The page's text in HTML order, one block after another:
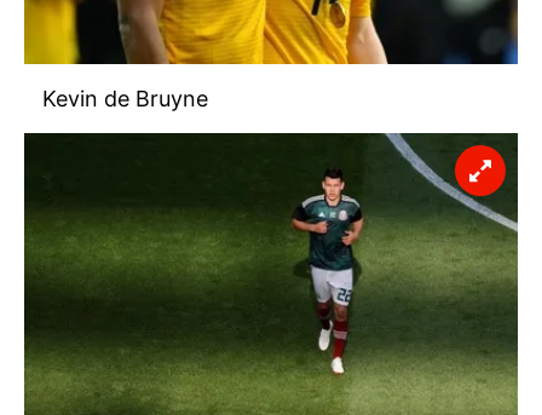
Kevin de Bruyne